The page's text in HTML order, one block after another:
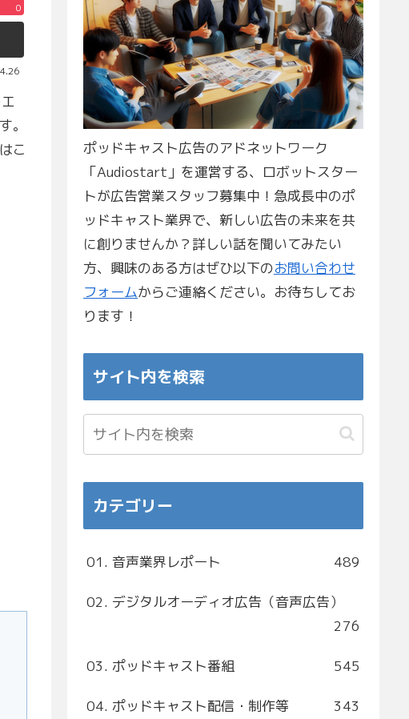
0
。
こ
ポッドキャスト広告のアドネットワーク
「Audiostart」を運営する、ロボットスター
トが広告営業スタッフ募集中！急成長中のポ
ッドキャスト業界で、新しい広告の未来を共
に創りませんか？詳しい話を聞いてみたい
方、興味のある方はぜひ以下のお問い合わせ
フォームからご連絡ください。お待ちしてお
ります！
サイト内を検索
カテゴリー
01. 音声業界レポート 489
02. デジタルオーディオ広告（音声広告）
276
03. ポッドキャスト番組 545
04. ポッドキャスト配信・制作等 343